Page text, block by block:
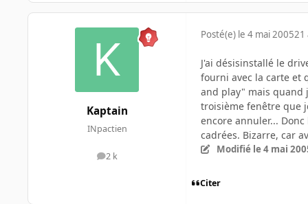
Kaptain
INpactien
2 k
messages
Posté(e) le 4 mai 200521
J'ai désisinstallé le
fourni avec la carte et
and play" mais quand
troisième fenêtre que
encore annuler...
cadrées. Bizarre, car
Modifié le 4 mai
Citer